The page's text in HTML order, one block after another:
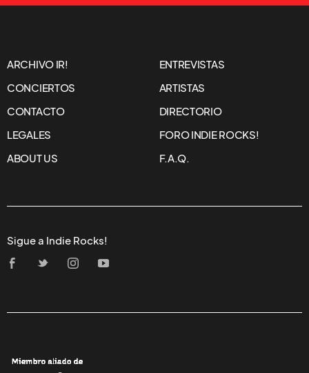
ARCHIVO IR!
ENTREVISTAS
CONCIERTOS
ARTISTAS
CONTACTO
DIRECTORIO
LEGALES
FORO INDIE ROCKS!
ABOUT US
F.A.Q.
Sigue a Indie Rocks!